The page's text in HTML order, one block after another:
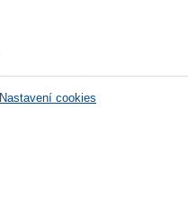
Nastavení cookies